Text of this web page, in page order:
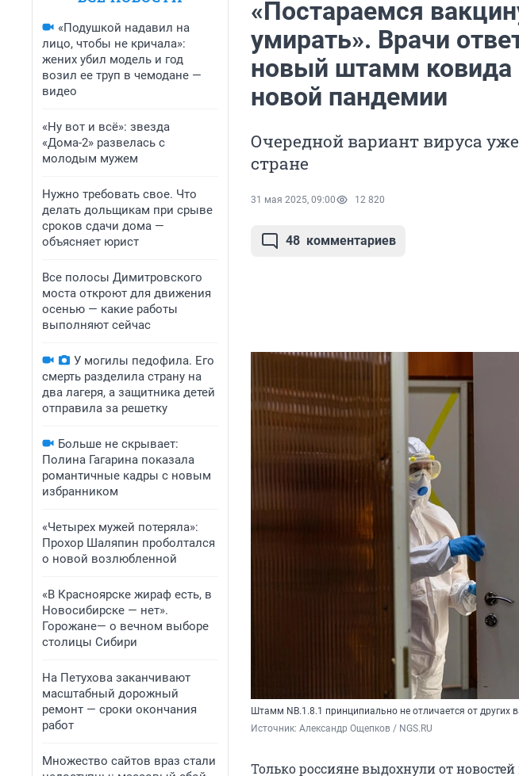
«Подушкой надавил на
лицо, чтобы не кричала»:
жених убил модель и год
возил ее труп в чемодане —
видео
«Ну вот и всё»: звезда
«Дома-2» развелась с
молодым мужем
Нужно требовать свое. Что
делать дольщикам при срыве
сроков сдачи дома —
объясняет юрист
Все полосы Димитровского
моста откроют для движения
осенью — какие работы
выполняют сейчас
У могилы педофила. Его
смерть разделила страну на
два лагеря, а защитника детей
отправила за решетку
Больше не скрывает:
Полина Гагарина показала
романтичные кадры с новым
избранником
«Четырех мужей потеряла»:
Прохор Шаляпин проболтался
о новой возлюбленной
«В Красноярске жираф есть, в
Новосибирске — нет».
Горожане— о вечном выборе
столицы Сибири
На Петухова заканчивают
масштабный дорожный
ремонт — сроки окончания
работ
Множество сайтов враз стали
«Постараемся
умирать». Врачи
новый штамм ковида
новой пандемии
Очередной вариант вируса
стране
31 мая 2025, 09:00 12 820
48 комментариев
Штамм NB.1.8.1 принципиально не отличается от других
Источник: Александр Ощепков / NGS.RU
Только россияне выдохнули от